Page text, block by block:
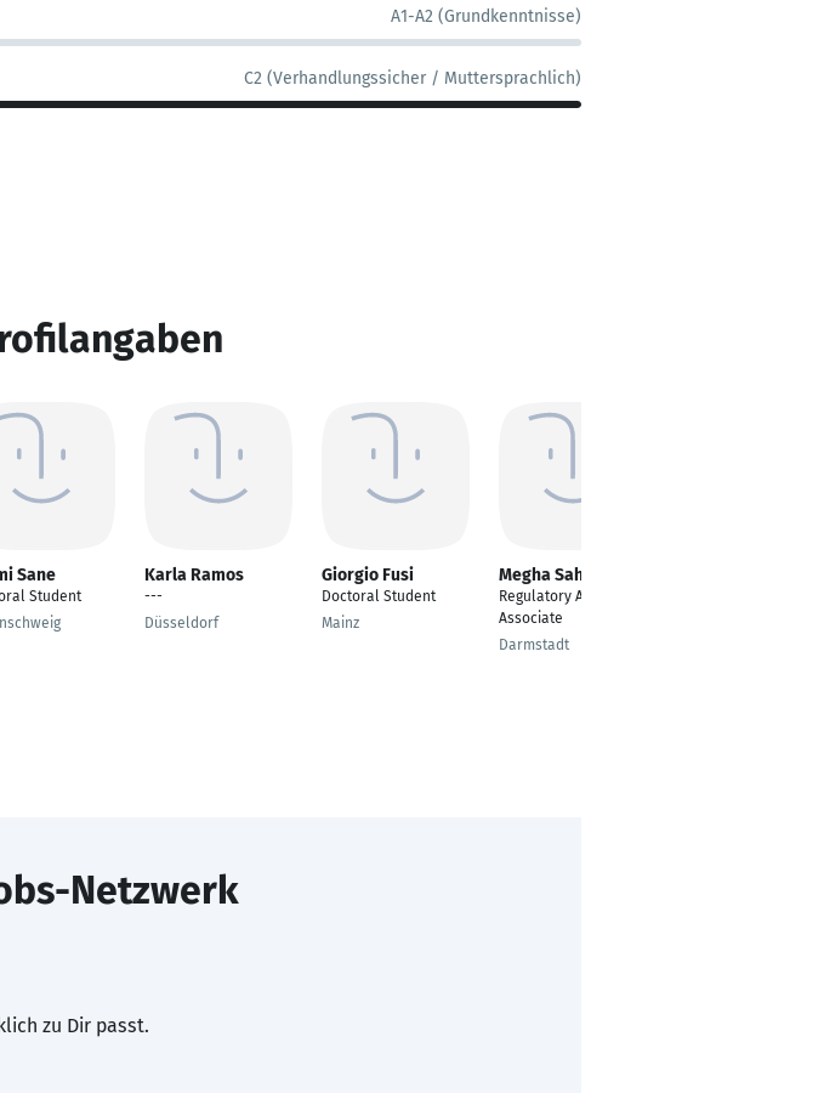
A1-A2 (Grundkenntnisse)
C2 (Verhandlungssicher / Muttersprachlich)
Sane
Student
Karla Ramos
---
Düsseldorf
Giorgio Fusi
Doctoral Student
Mainz
Megha Sahu
Regulatory Affairs
Associate
Darmstadt
Netzwerk
zu Dir passt.